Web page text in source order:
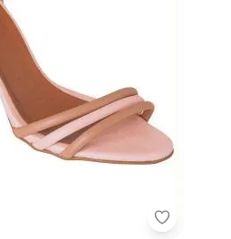
(Rosa) em Material Sintético
Perfecta